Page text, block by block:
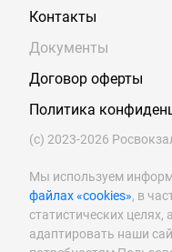
Контакты
Документы
Договор оферты
Политика
(с) 2023-2026
Мы используем
файлах «cookies», в
статистических целях,
адаптировать наши